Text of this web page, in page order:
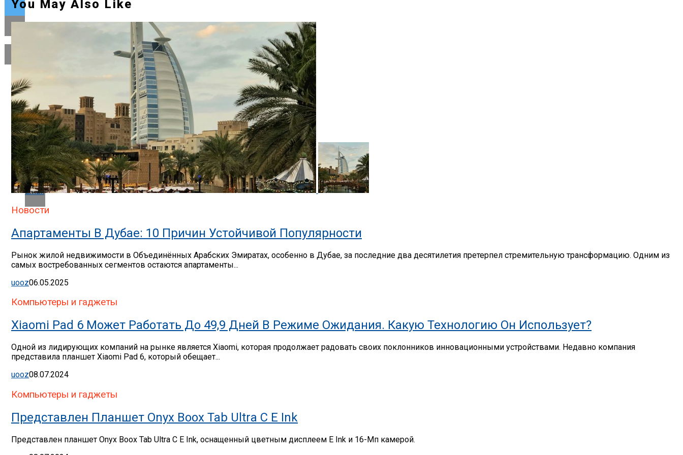
Reddit
Pinterest
Whatsapp
Whatsapp
Email
You May Also Like
Новости
Апартаменты В Дубае: 10 Причин Устойчивой Популярности
Рынок жилой недвижимости в Объединённых Арабских Эмиратах, особенно в Дубае, за последние два десятилетия претерпел стремительную трансформацию. Одним из
самых востребованных сегментов остаются апартаменты...
uooz06.05.2025
Компьютеры и гаджеты
Xiaomi Pad 6 Может Работать До 49,9 Дней В Режиме Ожидания. Какую Технологию Он Использует?
Одной из лидирующих компаний на рынке является Xiaomi, которая продолжает радовать своих поклонников инновационными устройствами. Недавно компания
представила планшет Xiaomi Pad 6, который обещает...
uooz08.07.2024
Компьютеры и гаджеты
Представлен Планшет Onyx Boox Tab Ultra C E Ink
Представлен планшет Onyx Boox Tab Ultra C E Ink, оснащенный цветным дисплеем E Ink и 16-Мп камерой.